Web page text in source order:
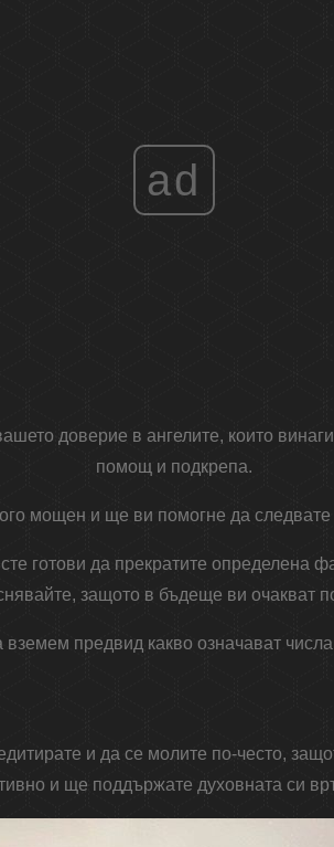
ad
доверие в ангелите, които
помощ и подкрепа.
мощен и ще ви помогне да
готови да прекратите определена
защото в бъдеще ви очакват
предвид какво означават
и да се молите по-често,
и ще поддържате духовната си